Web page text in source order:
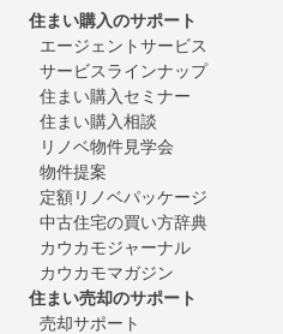
住まい購入のサポート
エージェントサービス
サービスラインナップ
住まい購入セミナー
住まい購入相談
リノベ物件見学会
物件提案
定額リノベパッケージ
中古住宅の買い方辞典
カウカモジャーナル
カウカモマガジン
住まい売却のサポート
売却サポート